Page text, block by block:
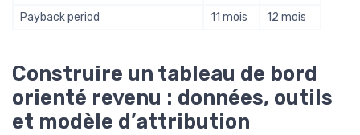
Payback period
11 mois 12 mois
Construire un tableau de bord
orienté revenu : données, outils
et modèle d’attribution